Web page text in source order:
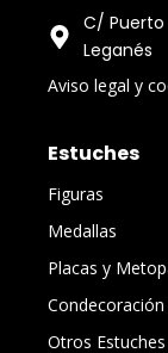
C/ Puerto
Leganés
Aviso legal y
Estuches
Figuras
Medallas
Placas y
Condecoración
Otros Estuches